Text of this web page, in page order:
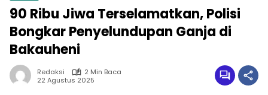
90 Ribu Jiwa Terselamatkan, Polisi
Bongkar Penyelundupan Ganja di
Bakauheni
Redaksi
2 Min Baca
22 Agustus 2025